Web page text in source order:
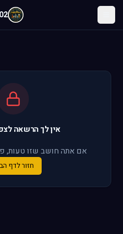
דלג לתוכן הראשי
02 קואופרטיב לילה ירושלמי
אין לך הרשאה
אם אתה חושב שזו טעות,
חזור לדף